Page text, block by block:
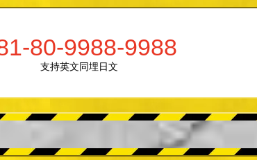
80-9988-9988
支持英文同埋日文